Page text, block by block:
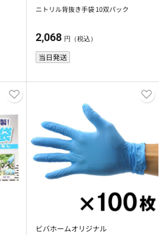
ニトリル背抜き手袋 10双パック
2,068 円（税込）
当日発送
ビバホームオリジナル